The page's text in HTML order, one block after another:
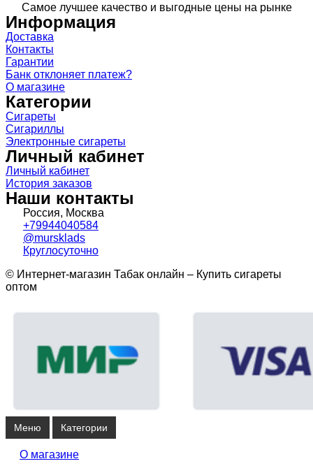
Самое лучшее качество и выгодные цены на рынке
Информация
Доставка
Контакты
Гарантии
Банк отклоняет платеж?
О магазине
Категории
Сигареты
Сигариллы
Электронные сигареты
Личный кабинет
Личный кабинет
История заказов
Наши контакты
Россия, Москва
+79944040584
@mursklads
Круглосуточно
© Интернет-магазин Табак онлайн – Купить сигареты
оптом
Меню Категории
О магазине